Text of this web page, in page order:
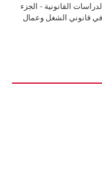
القانونية - الجزء
في قانوني الشغل وعمال